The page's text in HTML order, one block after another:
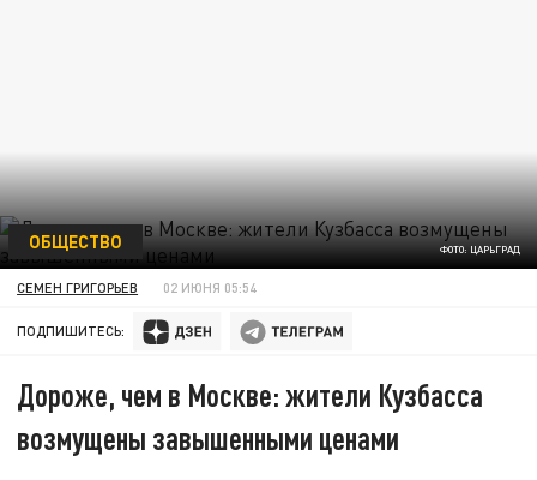
ФОТО: ЦАРЬГРАД
ОБЩЕСТВО
СЕМЕН ГРИГОРЬЕВ 02 ИЮНЯ 05:54
ПОДПИШИТЕСЬ:
Дороже, чем в Москве: жители Кузбасса
возмущены завышенными ценами